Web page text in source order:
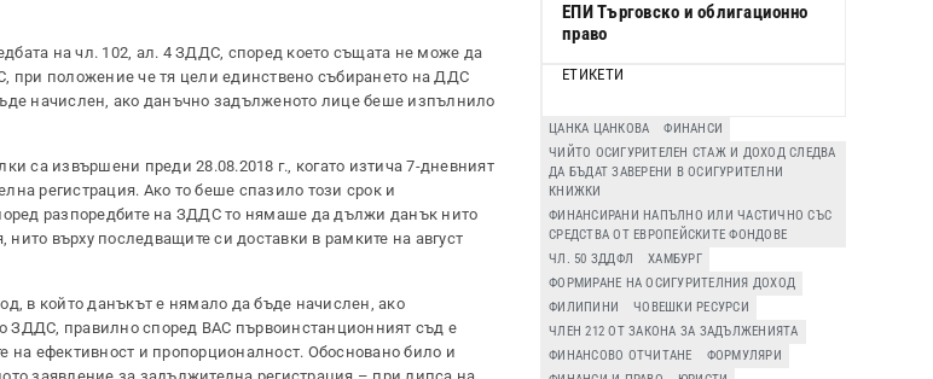
на чл. 102, ал. 4 ЗДДС, според което същата не може да
при положение че тя цели единствено събирането на ДДС
начислен, ако данъчно задълженото лице беше изпълнило
са извършени преди 28.08.2018 г., когато изтича 7-дневният
регистрация. Ако то беше спазило този срок и
разпоредбите на ЗДДС то нямаше да дължи данък нито
нито върху последващите си доставки в рамките на август
в който данъкът е нямало да бъде начислен, ако
ЗДДС, правилно според ВАС първоинстанционният съд е
на ефективност и пропорционалност. Обосновано било и
ЕПИ Търговско и облигационно
право
ЕТИКЕТИ
ЦАНКА ЦАНКОВА
ФИНАНСИ
ЧИЙТО ОСИГУРИТЕЛЕН СТАЖ И ДОХОД СЛЕДВА
ДА БЪДАТ ЗАВЕРЕНИ В ОСИГУРИТЕЛНИ
КНИЖКИ
ФИНАНСИРАНИ НАПЪЛНО ИЛИ ЧАСТИЧНО СЪС
СРЕДСТВА ОТ ЕВРОПЕЙСКИТЕ ФОНДОВЕ
ЧЛ. 50 ЗДДФЛ
ХАМБУРГ
ФОРМИРАНЕ НА ОСИГУРИТЕЛНИЯ ДОХОД
ФИЛИПИНИ
ЧОВЕШКИ РЕСУРСИ
ЧЛЕН 212 ОТ ЗАКОНА ЗА ЗАДЪЛЖЕНИЯТА
ФИНАНСОВО ОТЧИТАНЕ
ФОРМУЛЯРИ